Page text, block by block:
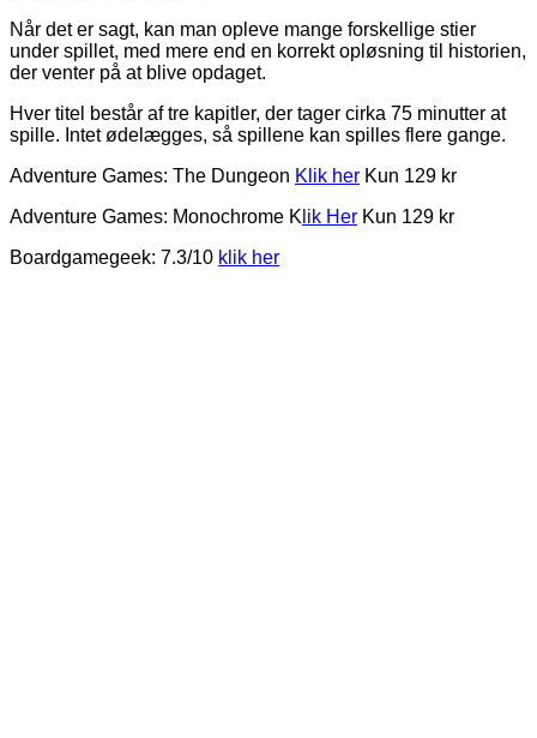
Når det er sagt, kan man opleve mange forskellige stier
under spillet, med mere end en korrekt opløsning til historien,
der venter på at blive opdaget.
Hver titel består af tre kapitler, der tager cirka 75 minutter at
spille. Intet ødelægges, så spillene kan spilles flere gange.
Adventure Games: The Dungeon Klik her Kun 129 kr
Adventure Games: Monochrome K lik Her Kun 129 kr
Boardgamegeek: 7.3/10 klik her